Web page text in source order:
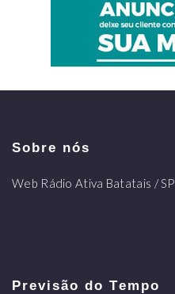
Sobre nós
Web Rádio Ativa Batatais / SP
Previsão do Tempo